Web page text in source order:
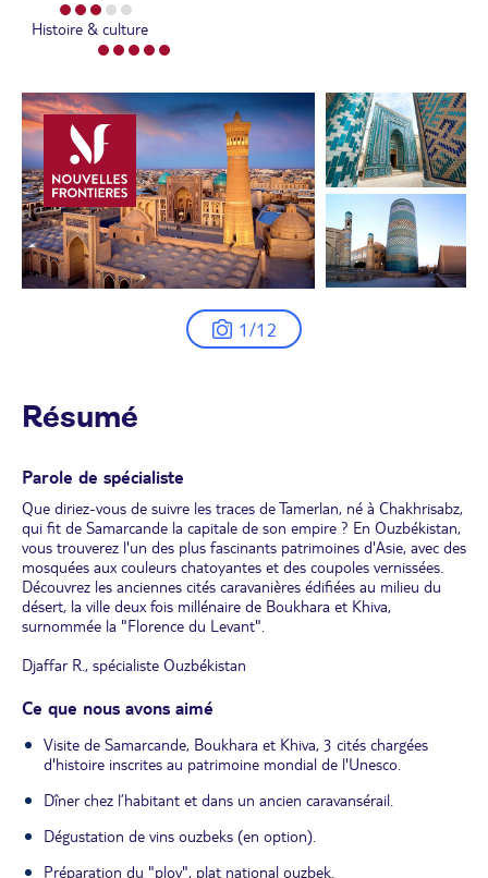
Histoire & culture
1/12
Résumé
Parole de spécialiste
Que diriez-vous de suivre les traces de Tamerlan, né à Chakhrisabz,
qui fit de Samarcande la capitale de son empire ? En Ouzbékistan,
vous trouverez l'un des plus fascinants patrimoines d'Asie, avec des
mosquées aux couleurs chatoyantes et des coupoles vernissées.
Découvrez les anciennes cités caravanières édifiées au milieu du
désert, la ville deux fois millénaire de Boukhara et Khiva,
surnommée la "Florence du Levant".
Djaffar R., spécialiste Ouzbékistan
Ce que nous avons aimé
Visite de Samarcande, Boukhara et Khiva, 3 cités chargées
d'histoire inscrites au patrimoine mondial de l'Unesco.
Dîner chez l’habitant et dans un ancien caravansérail.
Dégustation de vins ouzbeks (en option).
Préparation du "plov", plat national ouzbek.